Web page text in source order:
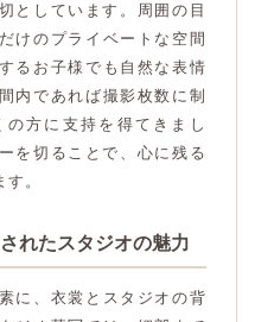
としています。周囲の目
けのプライベートな空間
るお子様でも自然な表情
内であれば撮影枚数に制
方に支持を得てきまし
を切ることで、心に残る
。
れたスタジオの魅力
に、衣裳とスタジオの背